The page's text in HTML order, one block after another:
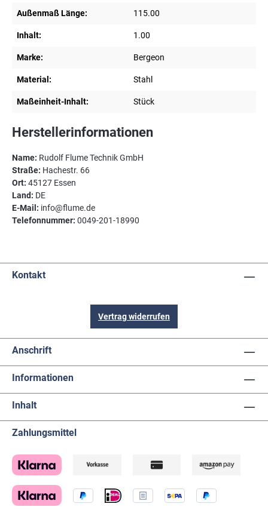
Außenmaß Länge: 115.00
Inhalt: 1.00
Marke: Bergeon
Material: Stahl
Maßeinheit-Inhalt: Stück
Herstellerinformationen
Name: Rudolf Flume Technik GmbH
Straße: Hachestr. 66
Ort: 45127 Essen
Land: DE
E-Mail: info@flume.de
Telefonnummer: 0049-201-18990
Kontakt
Vertrag widerrufen
Anschrift
Informationen
Inhalt
Zahlungsmittel